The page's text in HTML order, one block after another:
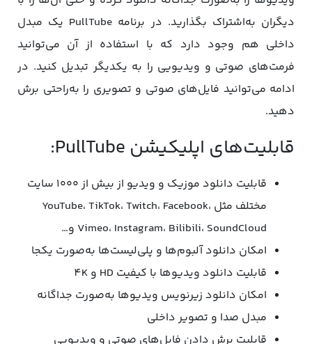
دیگران به‌اشتراک بگذارید. در برنامه PullTube یک مبدل
داخلی هم وجود دارد که با استفاده از آن می‌توانید
فرمت‌های صوتی و ویدیویی را به یکدیگر تبدیل کنید. در
ادامه می‌توانید فایل‌های صوتی و تصویری را به‌راحتی برش
دهید.
قابلیت‌های اپلیکیشن PullTube:
قابلیت دانلود موزیک و ویدیو از بیش از ۱۰۰۰ سایت
مختلف مثل YouTube، TikTok، Twitch، Facebook،
Vimeo، Instagram، Bilibili، SoundCloud و…
امکان دانلود آلبوم‌ها و پلی‌لیست‌ها به‌صورت یکجا
قابلیت دانلود ویدیوها با کیفیت HD و 4K
امکان دانلود زیرنویس‌ ویدیوها به‌صورت جداگانه
مبدل صدا و تصویر داخلی
قابلیت برش دادن فایل‌های صوتی و ویدیویی